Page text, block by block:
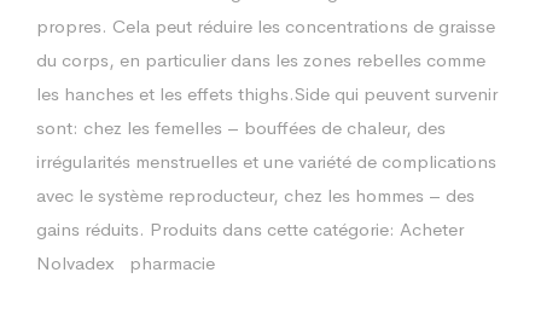
propres. Cela peut réduire les concentrations de graisse
du corps, en particulier dans les zones rebelles comme
les hanches et les effets thighs.Side qui peuvent survenir
sont: chez les femelles – bouffées de chaleur, des
irrégularités menstruelles et une variété de complications
avec le système reproducteur, chez les hommes – des
gains réduits. Produits dans cette catégorie: Acheter
Nolvadex pharmacie